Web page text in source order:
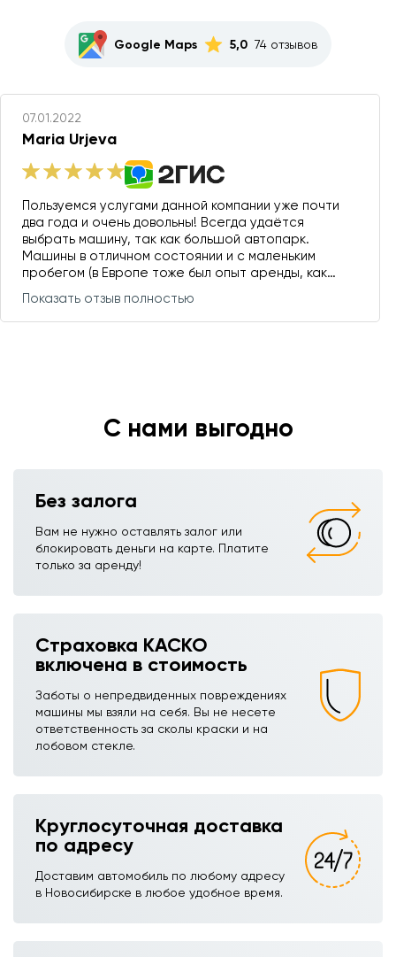
Google Maps 5,0 74 отзывов
07.01.2022
Maria Urjeva
Пользуемся услугами данной компании уже почти
два года и очень довольны! Всегда удаётся
выбрать машину, так как большой автопарк.
Машины в отличном состоянии и с маленьким
пробегом (в Европе тоже был опыт аренды, как
говорится, бывают варианты :) ). Единственный раз
было, что перед нами арендаторы поцарапали
машину, так нам скидку сделали. Хорошая
Показать отзыв полностью
С нами выгодно
Без залога
Вам не нужно оставлять залог или
блокировать деньги на карте. Платите
только за аренду!
Страховка КАСКО
включена в стоимость
Заботы о непредвиденных повреждениях
машины мы взяли на себя. Вы не несете
ответственность за сколы краски и на
лобовом стекле.
Круглосуточная доставка
по адресу
Доставим автомобиль по любому адресу
в Новосибирске в любое удобное время.